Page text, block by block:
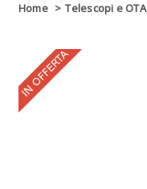
Home > Telescopi e OTA